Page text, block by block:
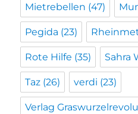
Mietrebellen (47)
Pegida (23)
Rote Hilfe (35) Sahra
Taz (26) verdi (23)
Verlag